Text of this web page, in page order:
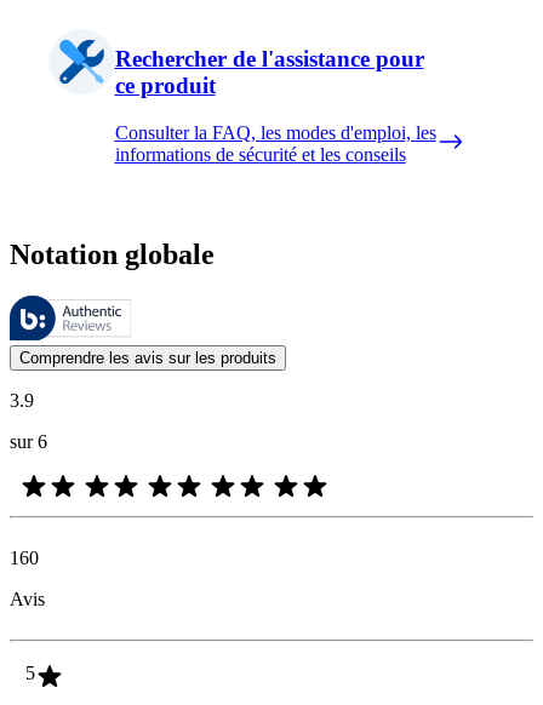
Rechercher de l'assistance pour
ce produit
Consulter la FAQ, les modes d'emploi, les
informations de sécurité et les conseils
Notation globale
Ces évaluations sont gérées par Bazaarvoice et sont conformes à la
Les avis des clients exprimés sous forme d'évaluations de produits
Comprendre les avis sur les produits
3.9
sur 6
160
Avis
5